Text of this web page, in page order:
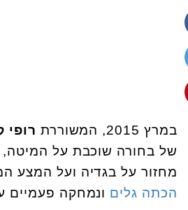
במרץ 2015, המשוררת רופי
של בחורה שוכבת על
מחזור על בגדיה ועל המצע
הכתה גלים ונמחקה פעמיים